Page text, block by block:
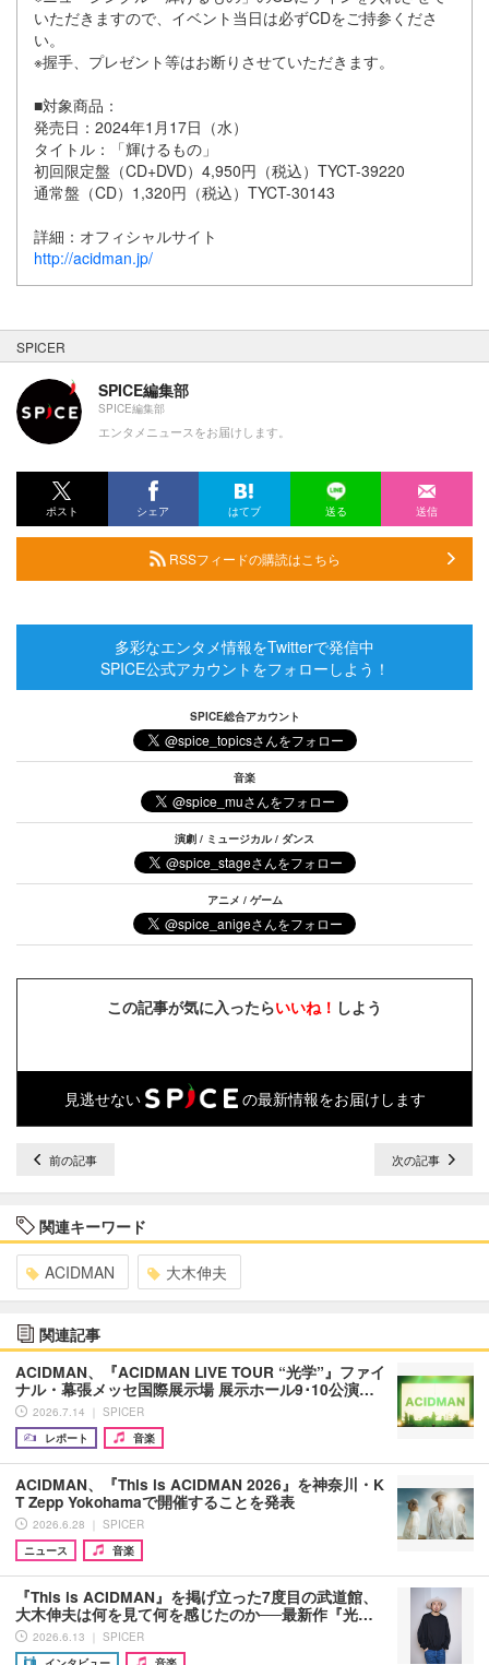
いただきますので、イベント当日は必ずCDをご持参くださ
い。
※握手、プレゼント等はお断りさせていただきます。
■対象商品：
発売日：2024年1月17日（水）
タイトル：「輝けるもの」
初回限定盤（CD+DVD）4,950円（税込）TYCT-39220
通常盤（CD）1,320円（税込）TYCT-30143
詳細：オフィシャルサイト
http://acidman.jp/
SPICER
SPICE編集部
SPICE編集部
エンタメニュースをお届けします。
ポスト シェア はてブ 送る 送信
RSSフィードの購読はこちら
多彩なエンタメ情報をTwitterで発信中
SPICE公式アカウントをフォローしよう！
SPICE総合アカウント
音楽
演劇 / ミュージカル / ダンス
アニメ / ゲーム
この記事が気に入ったらいいね！ しよう
見逃せない の最新情報をお届けします
前の記事 次の記事
関連キーワード
ACIDMAN 大木伸夫
関連記事
ACIDMAN、『ACIDMAN LIVE TOUR “光学”』ファイ
ナル・幕張メッセ国際展示場 展示ホール9･10公演…
2026.7.14 ｜ SPICER
レポート
音楽
ACIDMAN、『This is ACIDMAN 2026』を神奈川・K
T Zepp Yokohamaで開催することを発表
2026.6.28 ｜ SPICER
ニュース
音楽
『This is ACIDMAN』を掲げ立った7度目の武道館、
大木伸夫は何を見て何を感じたのか──最新作『光…
2026.6.13 ｜ SPICER